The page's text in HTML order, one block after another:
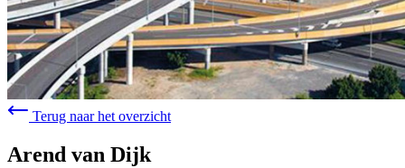
Terug naar het overzicht
Arend van Dijk